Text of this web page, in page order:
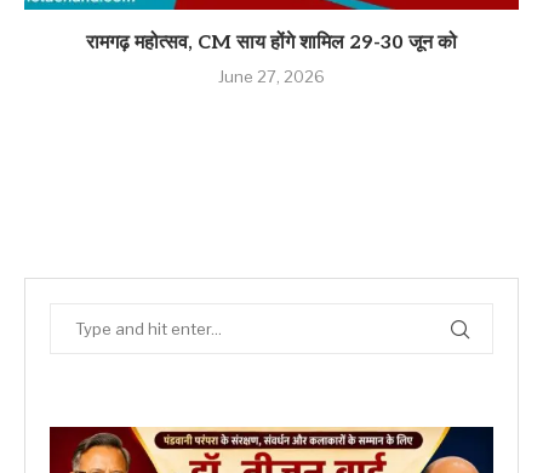
रामगढ़ महोत्सव, CM साय होंगे शामिल 29-30 जून को
June 27, 2026